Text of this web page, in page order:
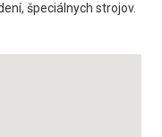
špeciálnych strojov.